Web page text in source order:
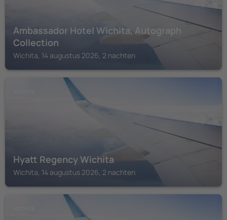
Ambassador Hotel Wichita, Autograph
Collection
Wichita, 14 augustus 2026, 2 nachten
Hyatt Regency Wichita
Wichita, 14 augustus 2026, 2 nachten